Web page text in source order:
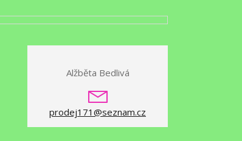
Alžběta Bedlivá
prodej171@seznam.cz